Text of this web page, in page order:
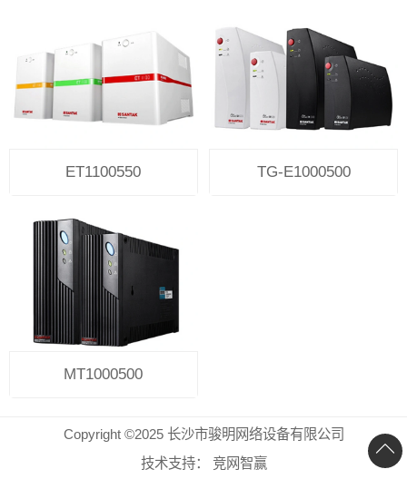
ET1100550 TG-E1000500
MT1000500
Copyright ©2025 长沙市骏明网络设备有限公司
技术支持：
竞网智赢